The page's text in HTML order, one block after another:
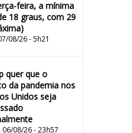
feira, a mínima
18 graus, com 29
08/26 - 5h21
quer que o
da pandemia nos
Unidos seja
06/08/26 - 23h57